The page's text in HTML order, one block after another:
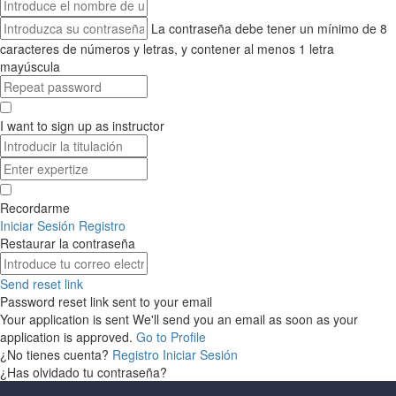
La contraseña debe tener un mínimo de 8
caracteres de números y letras, y contener al menos 1 letra
mayúscula
I want to sign up as instructor
Recordarme
Iniciar Sesión Registro
Restaurar la contraseña
Send reset link
Password reset link sent to your email
Your application is sent We'll send you an email as soon as your
application is approved. Go to Profile
¿No tienes cuenta? Registro Iniciar Sesión
¿Has olvidado tu contraseña?